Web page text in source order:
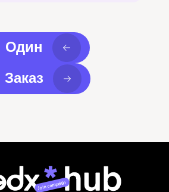
Один
Заказ
Join campaign